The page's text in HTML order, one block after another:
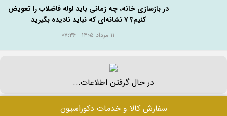
در بازسازی خانه، چه زمانی باید لوله فاضلاب را تعویض
کنیم؟ ۷ نشانه‌ای که نباید نادیده بگیرید
در حال گرفتن اطلاعات...
سفارش کالا و خدمات دکوراسیون